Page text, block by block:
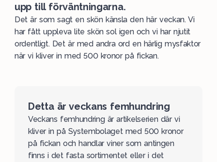
upp till förväntningarna.
Det är som sagt en skön känsla den här veckan. Vi
har fått uppleva lite skön sol igen och vi har njutit
ordentligt. Det är med andra ord en härlig mysfaktor
när vi kliver in med 500 kronor på fickan.
Detta är veckans femhundring
Veckans femhundringär artikelserien där vi
kliver in på Systembolaget med 500 kronor
på fickan och handlar viner som antingen
finns i det fasta sortimentet eller i det